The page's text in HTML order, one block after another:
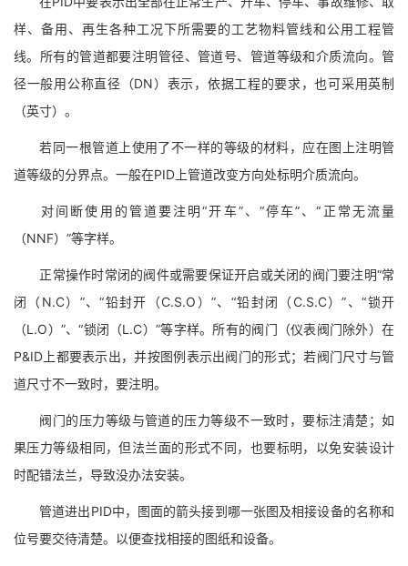
样、备用、再生各种工况下所需要的工艺物料管线和公用工程管
线。所有的管道都要注明管径、管道号、管道等级和介质流向。管
径一般用公称直径（DN）表示，依据工程的要求，也可采用英制
（英寸）。
若同一根管道上使用了不一样的等级的材料，应在图上注明管
道等级的分界点。一般在PID上管道改变方向处标明介质流向。
对间断使用的管道要注明“开车”、“停车”、“正常无流量
（NNF）”等字样。
正常操作时常闭的阀件或需要保证开启或关闭的阀门要注明“常
闭（N.C）”、“铅封开（C.S.O）”、“铅封闭（C.S.C）”、“锁开
（L.O）”、“锁闭（L.C）”等字样。所有的阀门（仪表阀门除外）在
P&ID上都要表示出，并按图例表示出阀门的形式；若阀门尺寸与管
道尺寸不一致时，要注明。
阀门的压力等级与管道的压力等级不一致时，要标注清楚；如
果压力等级相同，但法兰面的形式不同，也要标明，以免安装设计
时配错法兰，导致没办法安装。
管道进出PID中，图面的箭头接到哪一张图及相接设备的名称和
位号要交待清楚。以便查找相接的图纸和设备。